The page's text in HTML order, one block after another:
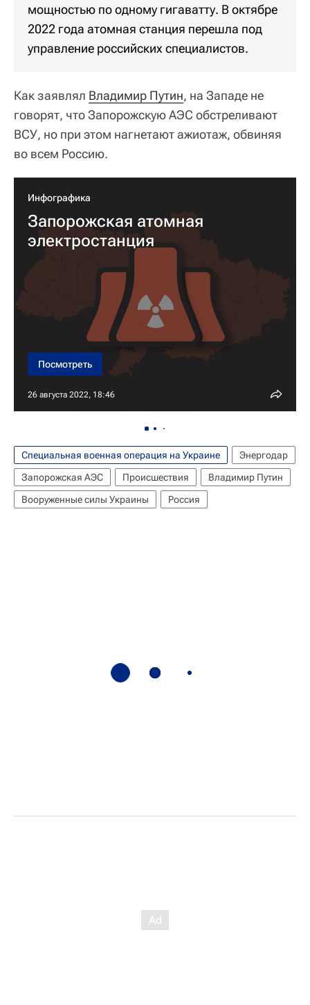
мощностью по одному гигаватту. В октябре
2022 года атомная станция перешла под
управление российских специалистов.
Как заявлял Владимир Путин, на Западе не
говорят, что Запорожскую АЭС обстреливают
ВСУ, но при этом нагнетают ажиотаж, обвиняя
во всем Россию.
26 августа 2022, 18:46
Инфографика
Запорожская атомная
электростанция
Посмотреть
Специальная военная операция на Украине
Энергодар
Запорожская АЭС
Происшествия
Владимир Путин
Вооруженные силы Украины
Россия